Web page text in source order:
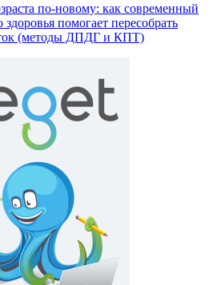
по-новому: как современный
помогает пересобрать
(методы ДПДГ и КПТ)